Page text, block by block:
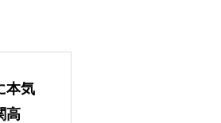
れる思考力・読解力・記述力を育て、受
本気
高